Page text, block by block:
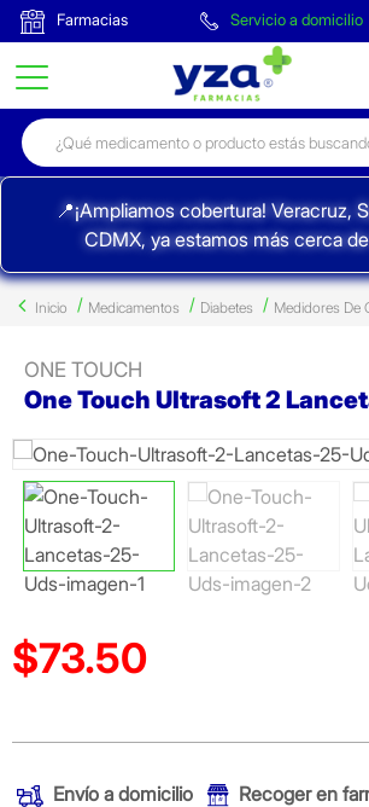
Farmacias Servicio a domicilio
📍¡Ampliamos cobertura! Veracruz,
CDMX, ya estamos más cerca de
Inicio Medicamentos Diabetes Medidores De
ONE TOUCH
One Touch Ultrasoft 2
Precio reducido de
$73.50
Envío a domicilio Recoger en